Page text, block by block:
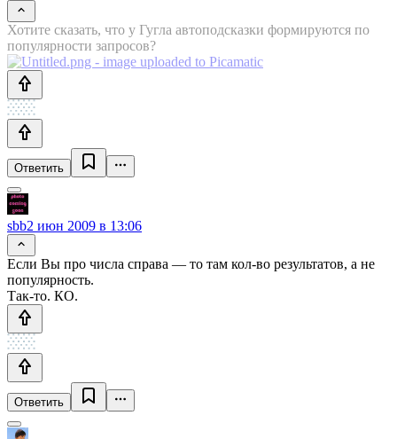
Хотите сказать, что у Гугла автоподсказки формируются по
популярности запросов?
Ответить
sbb2 июн 2009 в 13:06
Если Вы про числа справа — то там кол-во результатов, а не
популярность.
Так-то. КО.
Ответить